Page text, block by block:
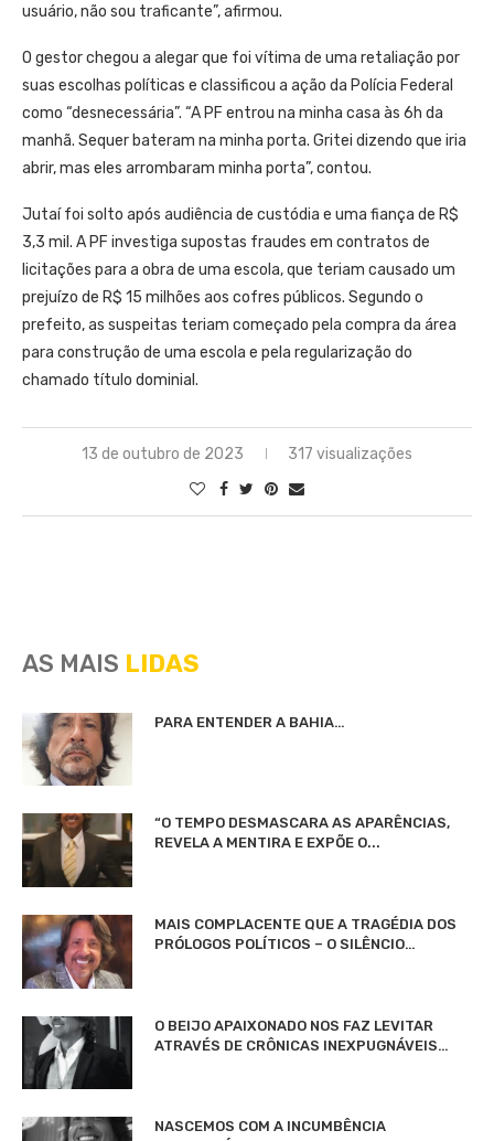
usuário, não sou traficante”, afirmou.
O gestor chegou a alegar que foi vítima de uma retaliação por
suas escolhas políticas e classificou a ação da Polícia Federal
como “desnecessária”. “A PF entrou na minha casa às 6h da
manhã. Sequer bateram na minha porta. Gritei dizendo que iria
abrir, mas eles arrombaram minha porta”, contou.
Jutaí foi solto após audiência de custódia e uma fiança de R$
3,3 mil. A PF investiga supostas fraudes em contratos de
licitações para a obra de uma escola, que teriam causado um
prejuízo de R$ 15 milhões aos cofres públicos. Segundo o
prefeito, as suspeitas teriam começado pela compra da área
para construção de uma escola e pela regularização do
chamado título dominial.
13 de outubro de 2023 317 visualizações
AS MAIS LIDAS
PARA ENTENDER A BAHIA…
“O TEMPO DESMASCARA AS APARÊNCIAS,
REVELA A MENTIRA E EXPÕE O...
MAIS COMPLACENTE QUE A TRAGÉDIA DOS
PRÓLOGOS POLÍTICOS – O SILÊNCIO…
O BEIJO APAIXONADO NOS FAZ LEVITAR
ATRAVÉS DE CRÔNICAS INEXPUGNÁVEIS…
NASCEMOS COM A INCUMBÊNCIA